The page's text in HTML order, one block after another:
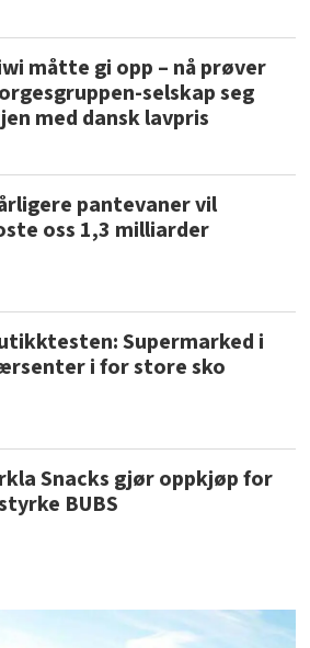
måtte gi opp – nå prøver
selskap seg
med dansk lavpris
pantevaner vil
oss 1,3 milliarder
Supermarked i
i for store sko
Snacks gjør oppkjøp for
BUBS